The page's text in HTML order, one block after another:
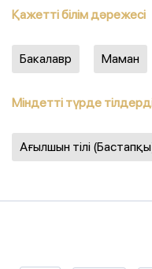
Қажетті білім дәрежесі
Бакалавр Маман
Міндетті түрде
Ағылшын тілі